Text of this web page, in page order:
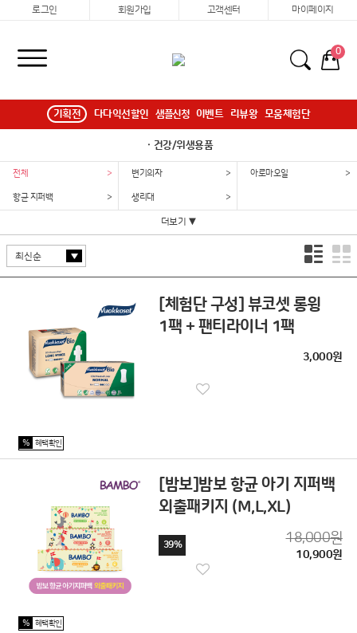
로그인 회원가입 고객센터 마이페이지
0
기획전 다다익선할인 샘플신청 이벤트 리뷰왕 모움체험단
ㆍ건강/위생용품
전체 > 변기의자 > 아로마오일 >
항균 지퍼백 > 생리대 >
더보기 ▼
[체험단 구성] 뷰코셋 롱윙
1팩 + 팬티라이너 1팩
3,000원
% 혜택확인
[밤보]밤보 항균 아기 지퍼백
외출패키지 (M,L,XL)
39% 18,000원
10,900원
% 혜택확인